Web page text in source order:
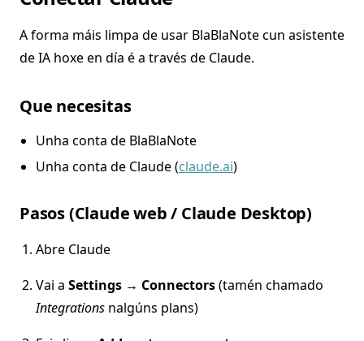
A forma máis limpa de usar BlaBlaNote cun asistente
de IA hoxe en día é a través de Claude.
Que necesitas
Unha conta de BlaBlaNote
Unha conta de Claude (claude.ai)
Pasos (Claude web / Claude Desktop)
Abre Claude
Vai a Settings → Connectors(tamén chamado
Integrations nalgúns plans)